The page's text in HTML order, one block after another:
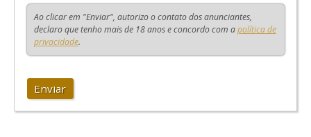
Ao clicar em "Enviar", autorizo o contato dos anunciantes,
declaro que tenho mais de 18 anos e concordo com apolítica de
privacidade.
Enviar